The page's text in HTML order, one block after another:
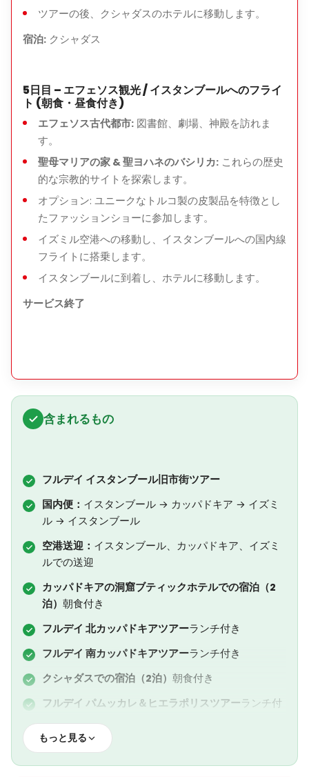
ツアーの後、クシャダスのホテルに移動します。
宿泊: クシャダス
5日目 – エフェソス観光 / イスタンブールへのフライ
ト (朝食・昼食付き)
エフェソス古代都市: 図書館、劇場、神殿を訪れま
す。
聖母マリアの家 & 聖ヨハネのバシリカ: これらの歴史
的な宗教的サイトを探索します。
オプション: ユニークなトルコ製の皮製品を特徴とし
たファッションショーに参加します。
イズミル空港への移動し、イスタンブールへの国内線
フライトに搭乗します。
イスタンブールに到着し、ホテルに移動します。
サービス終了
含まれるもの
フルデイ イスタンブール旧市街ツアー
国内便： イスタンブール → カッパドキア → イズミ
ル → イスタンブール
空港送迎： イスタンブール、カッパドキア、イズミ
ルでの送迎
カッパドキアの洞窟ブティックホテルでの宿泊（2
泊） 朝食付き
フルデイ 北カッパドキアツアーランチ付き
フルデイ 南カッパドキアツアーランチ付き
クシャダスでの宿泊（2泊） 朝食付き
フルデイ パムッカレ＆ヒエラポリスツアーランチ付
フルデイ エフェソスツアー
全ての観光地の入場料
もっと見る